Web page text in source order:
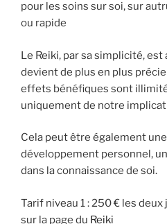
pour les soins sur soi, sur
ou rapide
Le Reiki, par sa simplicité,
devient de plus en plus
effets bénéfiques sont
uniquement de notre
Cela peut être également
développement personnel,
dans la connaissance de soi.
Tarif niveau 1 : 250 € les
sur la page du Reiki